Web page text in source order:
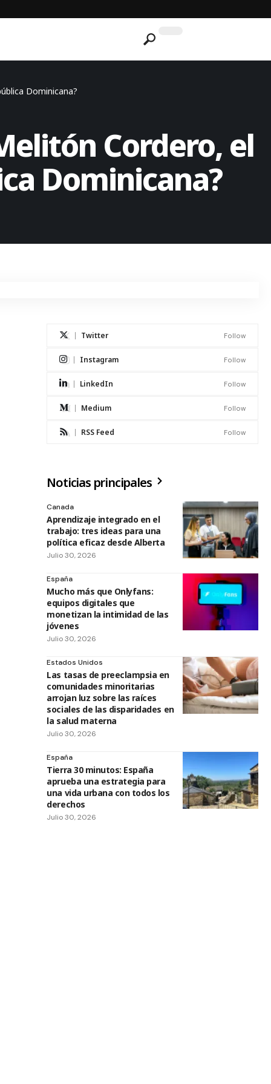
Dominicana?
Cordero, el
Dominicana?
Twitter Follow
Instagram Follow
LinkedIn Follow
Medium Follow
RSS Feed Follow
Noticias principales
Canada
Aprendizaje integrado en el
trabajo: tres ideas para una
política eficaz desde Alberta
Julio 30, 2026
España
Mucho más que Onlyfans:
equipos digitales que
monetizan la intimidad de las
jóvenes
Julio 30, 2026
Estados Unidos
Las tasas de preeclampsia en
comunidades minoritarias
arrojan luz sobre las raíces
sociales de las disparidades en
la salud materna
Julio 30, 2026
España
Tierra 30 minutos: España
aprueba una estrategia para
una vida urbana con todos los
derechos
Julio 30, 2026